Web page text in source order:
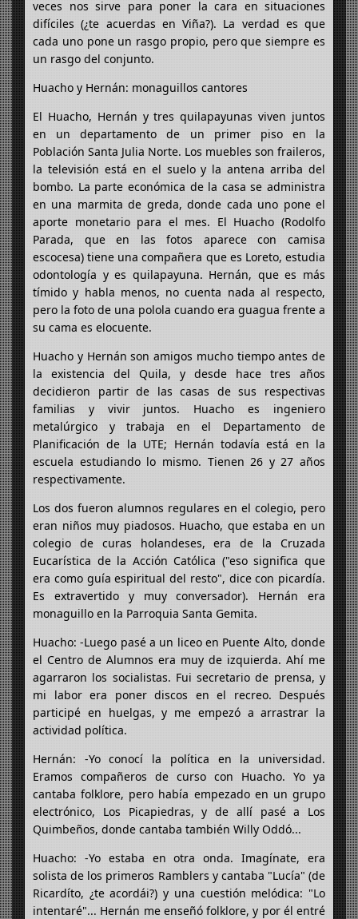
veces nos sirve para poner la cara en situaciones
difíciles (¿te acuerdas en Viña?). La verdad es que
cada uno pone un rasgo propio, pero que siempre es
un rasgo del conjunto.
Huacho y Hernán: monaguillos cantores
El Huacho, Hernán y tres quilapayunas viven juntos
en un departamento de un primer piso en la
Población Santa Julia Norte. Los muebles son fraileros,
la televisión está en el suelo y la antena arriba del
bombo. La parte económica de la casa se administra
en una marmita de greda, donde cada uno pone el
aporte monetario para el mes. El Huacho (Rodolfo
Parada, que en las fotos aparece con camisa
escocesa) tiene una compañera que es Loreto, estudia
odontología y es quilapayuna. Hernán, que es más
tímido y habla menos, no cuenta nada al respecto,
pero la foto de una polola cuando era guagua frente a
su cama es elocuente.
Huacho y Hernán son amigos mucho tiempo antes de
la existencia del Quila, y desde hace tres años
decidieron partir de las casas de sus respectivas
familias y vivir juntos. Huacho es ingeniero
metalúrgico y trabaja en el Departamento de
Planificación de la UTE; Hernán todavía está en la
escuela estudiando lo mismo. Tienen 26 y 27 años
respectivamente.
Los dos fueron alumnos regulares en el colegio, pero
eran niños muy piadosos. Huacho, que estaba en un
colegio de curas holandeses, era de la Cruzada
Eucarística de la Acción Católica ("eso significa que
era como guía espiritual del resto", dice con picardía.
Es extravertido y muy conversador). Hernán era
monaguillo en la Parroquia Santa Gemita.
Huacho: -Luego pasé a un liceo en Puente Alto, donde
el Centro de Alumnos era muy de izquierda. Ahí me
agarraron los socialistas. Fui secretario de prensa, y
mi labor era poner discos en el recreo. Después
participé en huelgas, y me empezó a arrastrar la
actividad política.
Hernán: -Yo conocí la política en la universidad.
Eramos compañeros de curso con Huacho. Yo ya
cantaba folklore, pero había empezado en un grupo
electrónico, Los Picapiedras, y de allí pasé a Los
Quimbeños, donde cantaba también Willy Oddó...
Huacho: -Yo estaba en otra onda. Imagínate, era
solista de los primeros Ramblers y cantaba "Lucía" (de
Ricardíto, ¿te acordái?) y una cuestión melódica: "Lo
intentaré"... Hernán me enseñó folklore, y por él entré